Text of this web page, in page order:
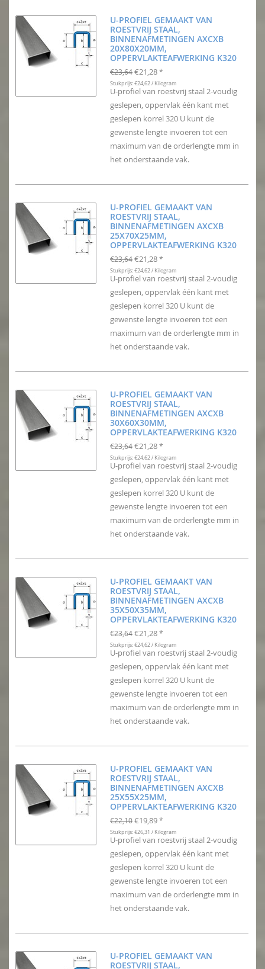
U-PROFIEL GEMAAKT VAN
ROESTVRIJ STAAL,
BINNENAFMETINGEN AXCXB
20X80X20MM,
OPPERVLAKTEAFWERKING K320
€23,64 €21,28 *
Stukprijs: €24,62 / Kilogram
U-profiel van roestvrij staal 2-voudig
geslepen, oppervlak één kant met
geslepen korrel 320 U kunt de
gewenste lengte invoeren tot een
maximum van de orderlengte mm in
het onderstaande vak.
U-PROFIEL GEMAAKT VAN
ROESTVRIJ STAAL,
BINNENAFMETINGEN AXCXB
25X70X25MM,
OPPERVLAKTEAFWERKING K320
€23,64 €21,28 *
Stukprijs: €24,62 / Kilogram
U-profiel van roestvrij staal 2-voudig
geslepen, oppervlak één kant met
geslepen korrel 320 U kunt de
gewenste lengte invoeren tot een
maximum van de orderlengte mm in
het onderstaande vak.
U-PROFIEL GEMAAKT VAN
ROESTVRIJ STAAL,
BINNENAFMETINGEN AXCXB
30X60X30MM,
OPPERVLAKTEAFWERKING K320
€23,64 €21,28 *
Stukprijs: €24,62 / Kilogram
U-profiel van roestvrij staal 2-voudig
geslepen, oppervlak één kant met
geslepen korrel 320 U kunt de
gewenste lengte invoeren tot een
maximum van de orderlengte mm in
het onderstaande vak.
U-PROFIEL GEMAAKT VAN
ROESTVRIJ STAAL,
BINNENAFMETINGEN AXCXB
35X50X35MM,
OPPERVLAKTEAFWERKING K320
€23,64 €21,28 *
Stukprijs: €24,62 / Kilogram
U-profiel van roestvrij staal 2-voudig
geslepen, oppervlak één kant met
geslepen korrel 320 U kunt de
gewenste lengte invoeren tot een
maximum van de orderlengte mm in
het onderstaande vak.
U-PROFIEL GEMAAKT VAN
ROESTVRIJ STAAL,
BINNENAFMETINGEN AXCXB
25X55X25MM,
OPPERVLAKTEAFWERKING K320
€22,10 €19,89 *
Stukprijs: €26,31 / Kilogram
U-profiel van roestvrij staal 2-voudig
geslepen, oppervlak één kant met
geslepen korrel 320 U kunt de
gewenste lengte invoeren tot een
maximum van de orderlengte mm in
het onderstaande vak.
U-PROFIEL GEMAAKT VAN
ROESTVRIJ STAAL,